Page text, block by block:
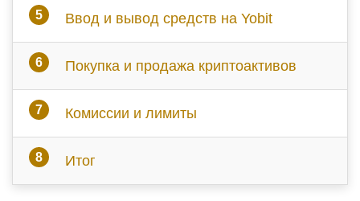
Ввод и вывод средств на Yobit
Покупка и продажа криптоактивов
Комиссии и лимиты
Итог